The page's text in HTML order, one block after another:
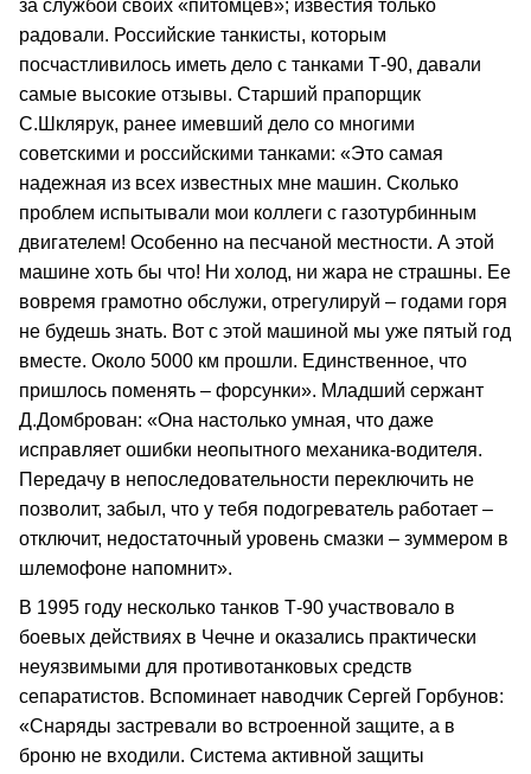
за службой своих «питомцев»; известия только
радовали. Российские танкисты, которым
посчастливилось иметь дело с танками Т-90, давали
самые высокие отзывы. Старший прапорщик
С.Шклярук, ранее имевший дело со многими
советскими и российскими танками: «Это самая
надежная из всех известных мне машин. Сколько
проблем испытывали мои коллеги с газотурбинным
двигателем! Особенно на песчаной местности. А этой
машине хоть бы что! Ни холод, ни жара не страшны. Ее
вовремя грамотно обслужи, отрегулируй – годами горя
не будешь знать. Вот с этой машиной мы уже пятый год
вместе. Около 5000 км прошли. Единственное, что
пришлось поменять – форсунки». Младший сержант
Д.Домброван: «Она настолько умная, что даже
исправляет ошибки неопытного механика-водителя.
Передачу в непоследовательности переключить не
позволит, забыл, что у тебя подогреватель работает –
отключит, недостаточный уровень смазки – зуммером в
шлемофоне напомнит».
В 1995 году несколько танков Т-90 участвовало в
боевых действиях в Чечне и оказались практически
неуязвимыми для противотанковых средств
сепаратистов. Вспоминает наводчик Сергей Горбунов:
«Снаряды застревали во встроенной защите, а в
броню не входили. Система активной защиты